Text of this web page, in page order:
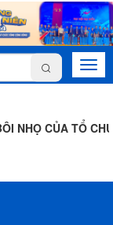
NHỌ CỦA TỔ